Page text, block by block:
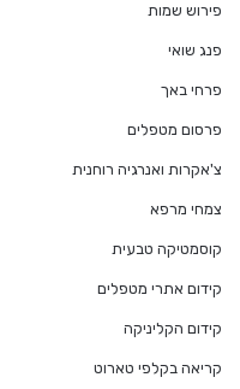
פירוש שמות
פנג שואי
פרחי באך
פרסום מטפלים
צ'אקרות ואנרגיה רוחנית
צמחי מרפא
קוסמטיקה טבעית
קידום אתרי מטפלים
קידום הקליניקה
קריאה בקלפי טארוט